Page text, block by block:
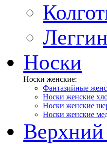
Носки
Носки женские:
Фантазийные
Носки женские
Носки женские
Носки женские